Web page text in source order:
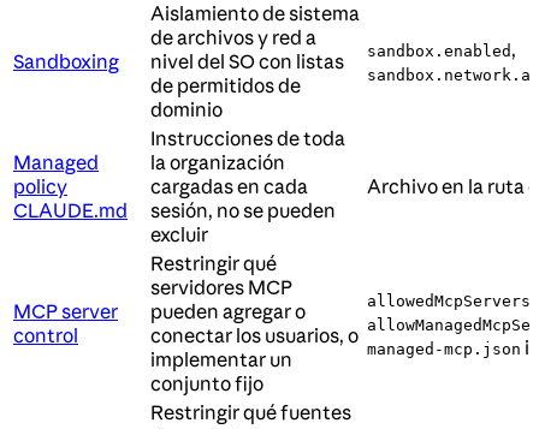
Sandboxing
Aislamiento de sistema
de archivos y red a
nivel del SO con listas
de permitidos de
dominio
sandbox.enabled ,
Managed
policy
CLAUDE.md
Instrucciones de toda
la organización
cargadas en cada
sesión, no se pueden
excluir
Archivo en la ruta
MCP server
control
Restringir qué
servidores MCP
pueden agregar o
conectar los usuarios, o
implementar un
conjunto fijo
allowedMcpServers
managed-mcp.json
Restringir qué fuentes